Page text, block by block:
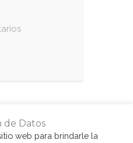
de Datos
web para brindarle la